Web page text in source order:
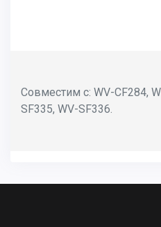
Совместим с: WV-CF284,
SF335, WV-SF336.